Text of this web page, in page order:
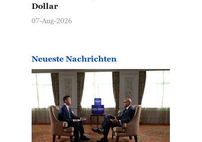
Dollar
07-Aug-2026
Neueste Nachrichten